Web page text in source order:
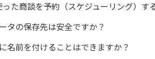
た商談を予約（スケジューリング）す
タの保存先は安全ですか？
名前を付けることはできますか？